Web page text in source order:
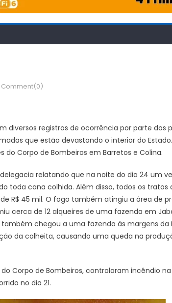
Comment(0)
diversos registros de ocorrência por parte dos
que estão devastando o interior do
Corpo de Bombeiros em Barretos e Colina.
relatando que na noite do dia 24 um
toda cana colhida. Além disso, todos os tratos
R$ 45 mil. O fogo também atingiu a área de
cerca de 12 alqueires de uma fazenda em
chegou a uma fazenda às margens da
da colheita, causando uma queda na
Corpo de Bombeiros, controlaram incêndio
no dia 21.